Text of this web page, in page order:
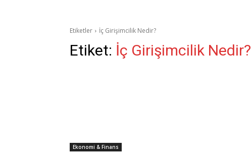
Etiketler İç Girişimcilik Nedir?
Etiket: İç Girişimcilik Nedir?
Ekonomi & Finans